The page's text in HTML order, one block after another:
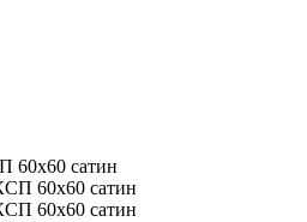
60x60 сатин